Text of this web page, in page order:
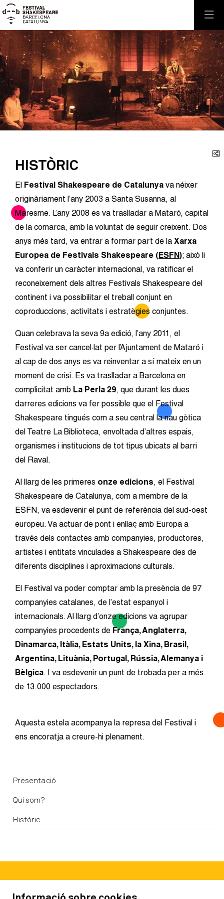
Aquest és un carrusel automàtic. Usa les fletxes del teclat o el
Diapositiva 1
Diapositiva 1
HISTÒRIC
El Festival Shakespeare de Catalunya va néixer
originàriament l’any 2003 a Santa Susanna, al
Maresme. L’any 2008 es va traslladar a Mataró, capital
de la comarca, amb la voluntat de seguir creixent. Dos
anys més tard, va entrar a formar part de la Xarxa
Europea de Festivals Shakespeare (ESFN); això li
va conferir un caràcter internacional, va ratificar el
reconeixement dels altres Festivals Shakespeare del
continent i va possibilitar el treball conjunt en
coproduccions, activitats i estratègies conjuntes.
Quan celebrava la seva 9a edició, l’any 2011, el
Festival va ser cancel·lat per l’Ajuntament de Mataró i
al cap de dos anys es va reinventar a sí mateix en un
moment de crisi. Es va traslladar a Barcelona en
complicitat amb La Perla 29, que durant les dues
darreres edicions va fer possible que el Festival
Shakespeare tingués com a seu central la nau gòtica
del Teatre La Biblioteca, envoltada d’altres espais,
organismes i institucions de tot tipus ubicats al barri
del Raval.
Al llarg de les primeres onze edicions, el Festival
Shakespeare de Catalunya, com a membre de la
ESFN, va esdevenir el punt de referència del sud-oest
europeu. Va actuar de pont i enllaç amb Europa a
través dels contactes amb companyies, productores,
artistes i entitats vinculades a Shakespeare des de
diferents disciplines i aproximacions culturals.
El Festival va poder comptar amb la presència de 97
companyies catalanes, de l’estat espanyol i
internacionals. Al llarg d’onze edicions va agrupar
companyies procedents de França, Anglaterra,
Dinamarca, Itàlia, Estats Units, la Xina, Brasil,
Argentina, Lituània, Portugal, Rússia, Alemanya i
Bèlgica. I va esdevenir un punt de trobada per a més
de 13.000 espectadors.
Aquesta estela acompanya la represa del Festival i
ens encoratja a creure-hi plenament.
Presentació
Qui som?
Històric
Carme 44, 1r 2a